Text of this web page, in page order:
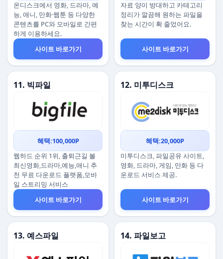
온디스크에서 영화, 드라마, 예
능, 애니, 만화·웹툰 등 다양한
콘텐츠를 PC와 모바일로 간편
하게 이용하세요.
사이트 바로가기
자료 양이 방대하고 카테고리
정리가 깔끔해 원하는 파일을
찾는 시간이 확 줄었어요.
사이트 바로가기
11. 빅파일
혜택:100,000P
웹하드 순위 1위, 출퇴근길 볼
최신영화,드라마,예능,애니 추
천 무료 다운로드 플랫폼,모바
일 스트리밍 서비스
사이트 바로가기
12. 미투디스크
혜택:20,000P
미투디스크, 파일공유 사이트,
영화, 드라마, 게임, 만화 등 다
운로드 서비스 제공.
사이트 바로가기
13. 예스파일 14. 파일보고